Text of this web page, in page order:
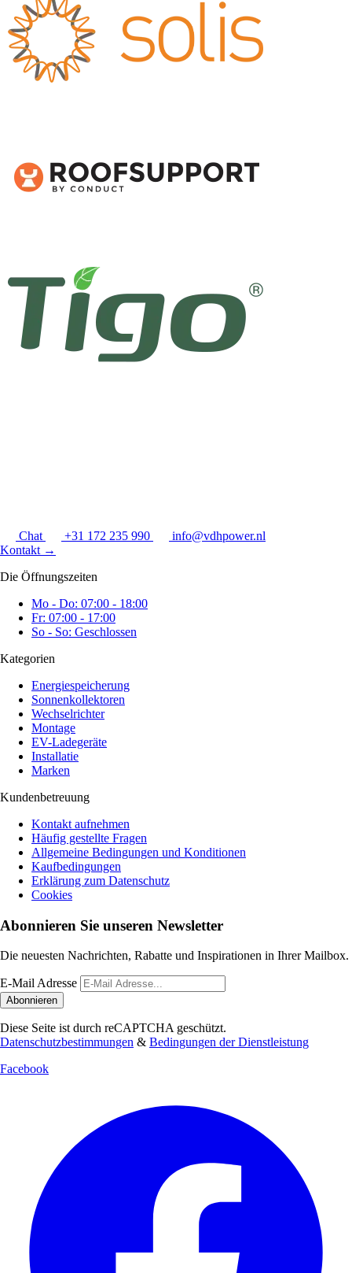
Chat +31 172 235 990
info@vdhpower.nl
Kontakt →
Die Öffnungszeiten
Mo - Do: 07:00 - 18:00
Fr: 07:00 - 17:00
So - So: Geschlossen
Kategorien
Energiespeicherung
Sonnenkollektoren
Wechselrichter
Montage
EV-Ladegeräte
Installatie
Marken
Kundenbetreuung
Kontakt aufnehmen
Häufig gestellte Fragen
Allgemeine Bedingungen und Konditionen
Kaufbedingungen
Erklärung zum Datenschutz
Cookies
Abonnieren Sie unseren Newsletter
Die neuesten Nachrichten, Rabatte und Inspirationen in Ihrer Mailbox.
E-Mail Adresse
Abonnieren
Diese Seite ist durch reCAPTCHA geschützt.
Datenschutzbestimmungen & Bedingungen der Dienstleistung
Facebook